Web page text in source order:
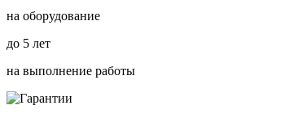
на оборудование
до 5 лет
на выполнение работы